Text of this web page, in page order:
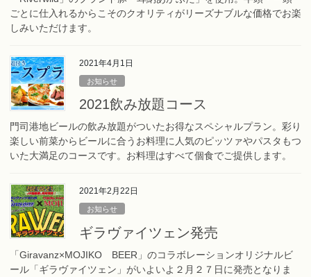
ごとに仕入れるからこそのクオリティがリーズナブルな価格でお楽
しみいただけます。
2021年4月1日
お知らせ
2021飲み放題コース
門司港地ビールの飲み放題がついたお得なスペシャルプラン。彩り
楽しい前菜からビールに合うお料理に人気のピッツァやパスタもつ
いた大満足のコースです。お料理はすべて個食でご提供します。
2021年2月22日
お知らせ
ギラヴァイツェン発売
「Giravanz×MOJIKO BEER」のコラボレーションオリジナルビ
ール「ギラヴァイツェン」がいよいよ２月２７日に発売となりま